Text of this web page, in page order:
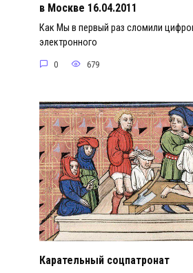
в Москве 16.04.2011
Как Мы в первый раз сломили
электронного
0 679
Карательный соцпатронат